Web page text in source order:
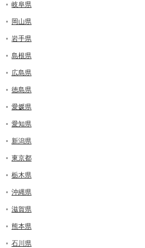
岐阜県
岡山県
岩手県
島根県
広島県
徳島県
愛媛県
愛知県
新潟県
東京都
栃木県
沖縄県
滋賀県
熊本県
石川県